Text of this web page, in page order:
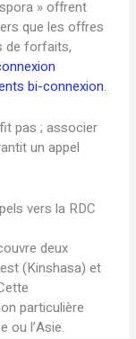
» offrent
que les offres
de forfaits,
bi-connexion.
pas ; associer
un appel
vers la RDC
deux
(Kinshasa) et
particulière
ou l’Asie.